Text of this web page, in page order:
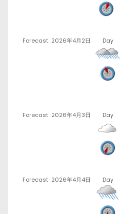
Forecast 2026年4月2日 Day
Forecast 2026年4月3日 Day
Forecast 2026年4月4日 Day